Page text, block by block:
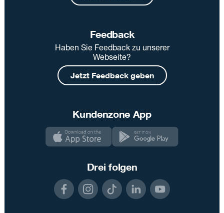
Feedback
Haben Sie Feedback zu unserer
Webseite?
Jetzt Feedback geben
Kundenzone App
Drei folgen